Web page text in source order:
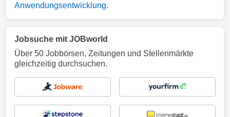
Anwendungsentwicklung.
Jobsuche mit JOBworld
Über 50 Jobbörsen, Zeitungen und Stellenmärkte
gleichzeitig durchsuchen.